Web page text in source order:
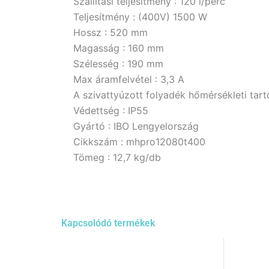
Teljesítmény : (400V) 1500 W
Hossz : 520 mm
Magasság : 160 mm
Szélesség : 190 mm
Max áramfelvétel : 3,3 A
A szivattyúzott folyadék hőmérsékleti
Védettség : IP55
Gyártó : IBO Lengyelország
Cikkszám : mhpro12080t400
Tömeg : 12,7 kg/db
Kapcsolódó termékek